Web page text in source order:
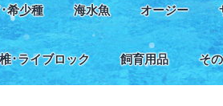
ール
希少種
ィッシュ
ーラル
海水魚
ヤッコ
チョウチョウウオ類
ハナダイ･バスレット･ベラ類
クマノミ･スズメ類
ハゼ･ギンポ･ジョー類
ハギ･カワハギ･フグ類
タツ･ヨウジウオ類
その他
オージー
オージーミドリ
オージーSPS
オージーLPS
オージーソフト
･ライブロック 飼育用品 そ